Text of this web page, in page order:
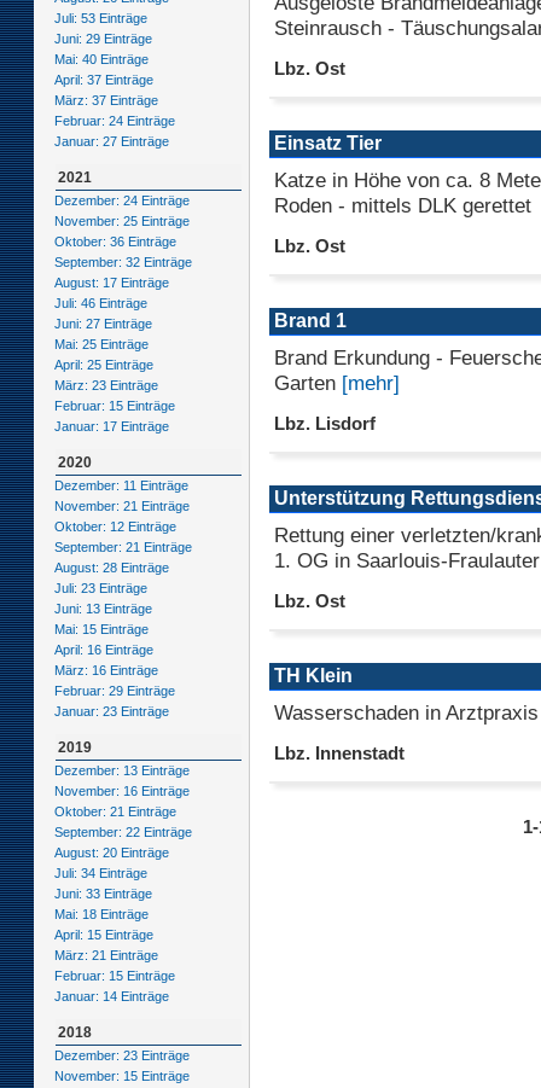
Juli: 53 Einträge
Juni: 29 Einträge
Mai: 40 Einträge
April: 37 Einträge
März: 37 Einträge
Februar: 24 Einträge
Januar: 27 Einträge
2021
Dezember: 24 Einträge
November: 25 Einträge
Oktober: 36 Einträge
September: 32 Einträge
August: 17 Einträge
Juli: 46 Einträge
Juni: 27 Einträge
Mai: 25 Einträge
April: 25 Einträge
März: 23 Einträge
Februar: 15 Einträge
Januar: 17 Einträge
2020
Dezember: 11 Einträge
November: 21 Einträge
Oktober: 12 Einträge
September: 21 Einträge
August: 28 Einträge
Juli: 23 Einträge
Juni: 13 Einträge
Mai: 15 Einträge
April: 16 Einträge
März: 16 Einträge
Februar: 29 Einträge
Januar: 23 Einträge
2019
Dezember: 13 Einträge
November: 16 Einträge
Oktober: 21 Einträge
September: 22 Einträge
August: 20 Einträge
Juli: 34 Einträge
Juni: 33 Einträge
Mai: 18 Einträge
April: 15 Einträge
März: 21 Einträge
Februar: 15 Einträge
Januar: 14 Einträge
2018
Dezember: 23 Einträge
November: 15 Einträge
Steinrausch -
Lbz. Ost
Einsatz Tier
Katze in Höhe von ca. 8
Roden - mittels DLK gerettet
Lbz. Ost
Brand 1
Brand Erkundung -
Garten [mehr]
Lbz. Lisdorf
Unterstützung
Rettung einer verletzten/
1. OG in Saarlouis-
Lbz. Ost
TH Klein
Wasserschaden in Arztpraxis
Lbz. Innenstadt